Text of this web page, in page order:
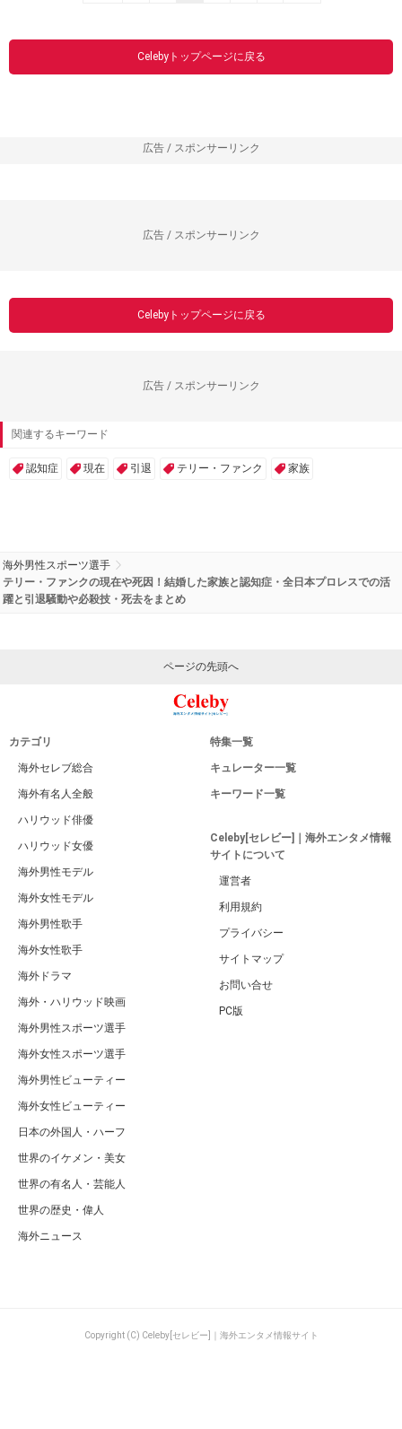
Celebyトップページに戻る
広告 / スポンサーリンク
広告 / スポンサーリンク
Celebyトップページに戻る
広告 / スポンサーリンク
関連するキーワード
認知症 現在 引退 テリー・ファンク 家族
海外男性スポーツ選手
テリー・ファンクの現在や死因！結婚した家族と認知症・全日本プロレスでの活
躍と引退騒動や必殺技・死去をまとめ
ページの先頭へ
カテゴリ
海外セレブ総合
海外有名人全般
ハリウッド俳優
ハリウッド女優
海外男性モデル
海外女性モデル
海外男性歌手
海外女性歌手
海外ドラマ
海外・ハリウッド映画
海外男性スポーツ選手
海外女性スポーツ選手
海外男性ビューティー
海外女性ビューティー
日本の外国人・ハーフ
世界のイケメン・美女
世界の有名人・芸能人
世界の歴史・偉人
海外ニュース
特集一覧
キュレーター一覧
キーワード一覧
Celeby[セレビー]｜海外エンタメ情報
サイトについて
運営者
利用規約
プライバシー
サイトマップ
お問い合せ
PC版
Copyright (C) Celeby[セレビー]｜海外エンタメ情報サイト